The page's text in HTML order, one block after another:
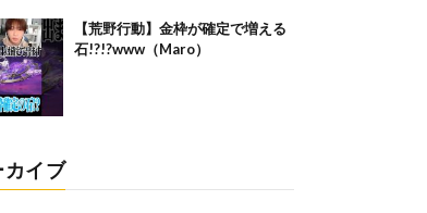
【荒野行動】金枠が確定で増える
石!?!?www（Maro）
カイブ